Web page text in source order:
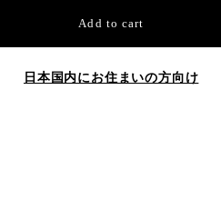
Add to cart
日本国内にお住まいの方向け